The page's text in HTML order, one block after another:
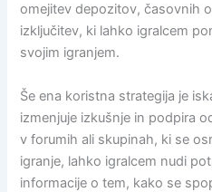
omejitev depozitov, časovnih
izključitev, ki lahko igralcem
svojim igranjem.
Še ena koristna strategija je
izmenjuje izkušnje in podpira
v forumih ali skupinah, ki se
igranje, lahko igralcem nudi
informacije o tem, kako se